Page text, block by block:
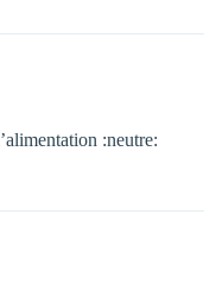
:neutre: